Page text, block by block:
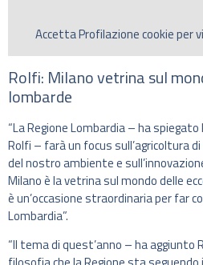
AccettaProfilazionecookie per
Rolfi: Milano vetrina sul
lombarde
“La Regione Lombardia – ha
Rolfi – farà un focus sull’agricoltura
del nostro ambiente e
Milano è la vetrina sul mondo delle
è un’occasione straordinaria per far
Lombardia”.
“Il tema di quest’anno – ha aggiunto